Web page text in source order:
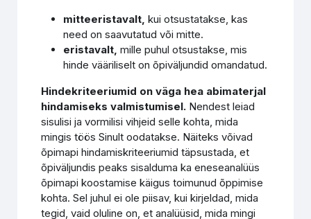
mitteeristavalt, kui otsustatakse, kas
need on saavutatud või mitte.
eristavalt, mille puhul otsustakse, mis
hinde vääriliselt on õpiväljundid omandatud.
Hindekriteeriumid on väga hea abimaterjal
hindamiseks valmistumisel. Nendest leiad
sisulisi ja vormilisi vihjeid selle kohta, mida
mingis töös Sinult oodatakse. Näiteks võivad
õpimapi hindamiskriteeriumid täpsustada, et
õpiväljundis peaks sisalduma ka eneseanalüüs
õpimapi koostamise käigus toimunud õppimise
kohta. Sel juhul ei ole piisav, kui kirjeldad, mida
tegid, vaid oluline on, et analüüsid, mida mingi